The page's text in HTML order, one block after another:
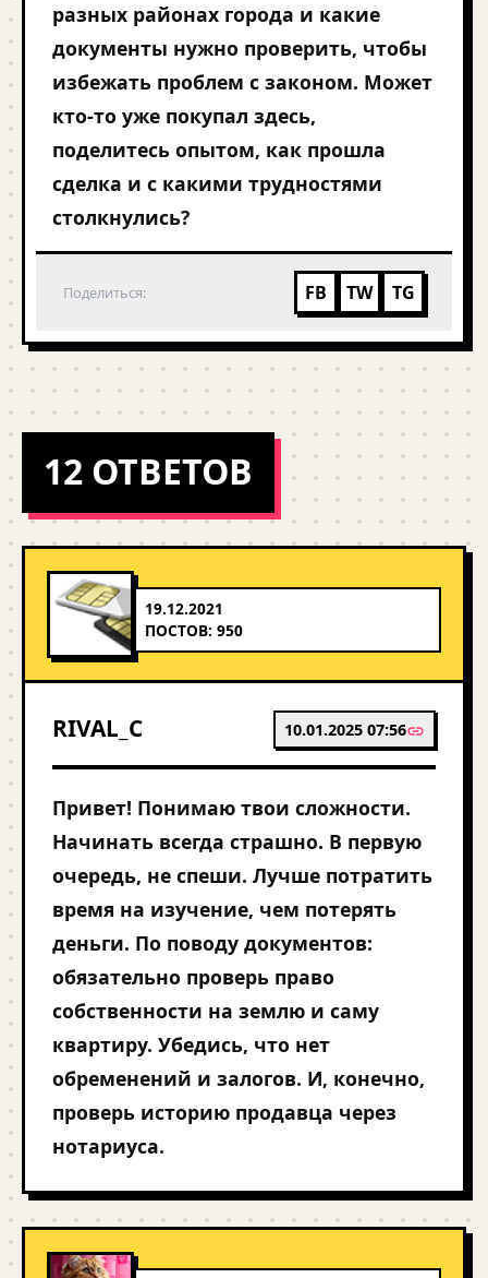
разных районах города и какие
документы нужно проверить, чтобы
избежать проблем с законом. Может
кто-то уже покупал здесь,
поделитесь опытом, как прошла
сделка и с какими трудностями
столкнулись?
Поделиться: FB TW TG
12 ОТВЕТОВ
19.12.2021
ПОСТОВ: 950
RIVAL_C 10.01.2025 07:56
Привет! Понимаю твои сложности.
Начинать всегда страшно. В первую
очередь, не спеши. Лучше потратить
время на изучение, чем потерять
деньги. По поводу документов:
обязательно проверь право
собственности на землю и саму
квартиру. Убедись, что нет
обременений и залогов. И, конечно,
проверь историю продавца через
нотариуса.